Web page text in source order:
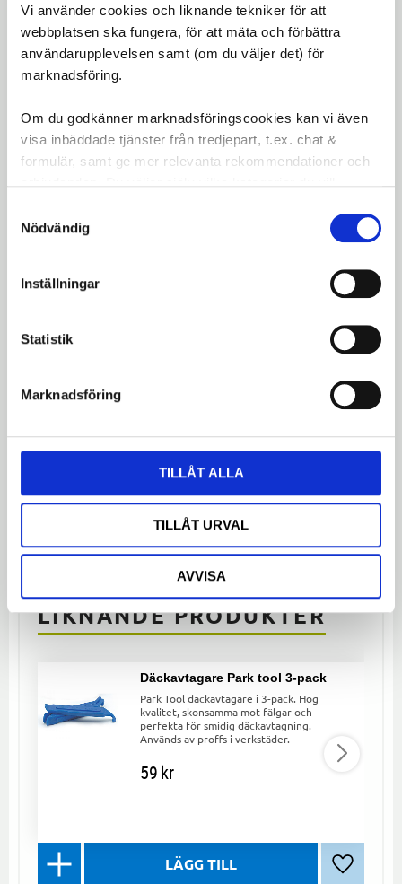
Vi använder cookies och liknande tekniker för att
webbplatsen ska fungera, för att mäta och förbättra
användarupplevelsen samt (om du väljer det) för
marknadsföring.
Om du godkänner marknadsföringscookies kan vi även
visa inbäddade tjänster från tredjepart, t.ex. chat &
formulär, samt ge mer relevanta rekommendationer och
Nödvändig
Inställningar
Statistik
Marknadsföring
TILLÅT ALLA
TILLÅT URVAL
AVVISA
Ram:Lätt aluminium för stabilitet och låg
vikt
Antal funktioner: 10
justering av cykelkomponenter
Med BBB MaxiFold Small har du alltid rätt verktyg
till hands, oavsett var din cykeltur tar dig!
Dela med dig
Facebook
TwitterLinkedIn
Omdömen
Bli den första att lämna ett omdöme.
LIKNANDE PRODUKTER
Däckavtagare Park tool 3-pack
Park Tool däckavtagare i 3-pack. Hög
kvalitet, skonsamma mot fälgar och
perfekta för smidig däckavtagning.
Används av proffs i verkstäder.
59kr
Lägg till